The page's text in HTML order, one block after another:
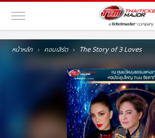
หน้าหลัก คอนเสิร์ต The Story of 3 Loves